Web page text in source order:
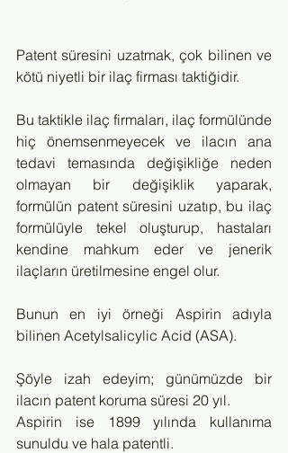
Patent süresini uzatmak, çok bilinen ve
kötü niyetli bir ilaç firması taktiğidir.
Bu taktikle ilaç firmaları, ilaç formülünde
hiç önemsenmeyecek ve ilacın ana
tedavi temasında değişikliğe neden
olmayan bir değişiklik yaparak,
formülün patent süresini uzatıp, bu ilaç
formülüyle tekel oluşturup, hastaları
kendine mahkum eder ve jenerik
ilaçların üretilmesine engel olur.
Bunun en iyi örneği Aspirin adıyla
bilinen Acetylsalicylic Acid (ASA).
Şöyle izah edeyim; günümüzde bir
ilacın patent koruma süresi 20 yıl.
Aspirin ise 1899 yılında kullanıma
sunuldu ve hala patentli.